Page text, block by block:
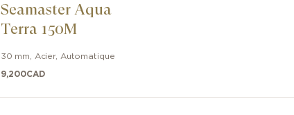
Seamaster Aqua
Terra 150M
30 mm Acier, Automatique
9,200CAD